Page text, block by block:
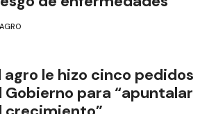
AGRO
agro le hizo cinco pedidos
Gobierno para “apuntalar